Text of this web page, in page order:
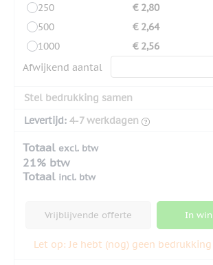
250
€ 2,80
500
€ 2,64
1000
€ 2,56
Afwijkend aantal
Stel bedrukking samen
Levertijd: 4-7 werkdagen
Totaal excl. btw
21% btw
Totaal incl. btw
Vrijblijvende offerte In
Let op: Je hebt (nog) geen